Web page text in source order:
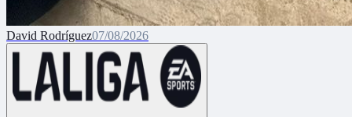
David Rodríguez07/08/2026